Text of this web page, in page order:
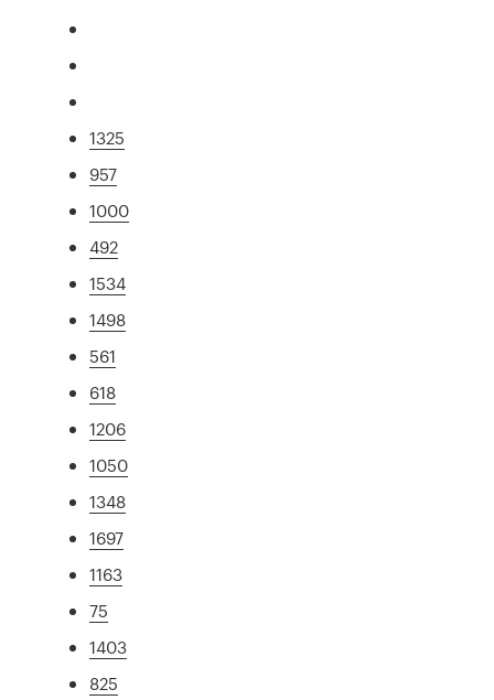
1325
957
1000
492
1534
1498
561
618
1206
1050
1348
1697
1163
75
1403
825